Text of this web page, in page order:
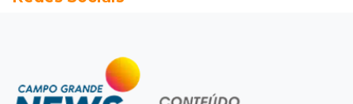
Post Patrocinado
Indústria da construção impulsiona MS e abre
espaço para mulheres